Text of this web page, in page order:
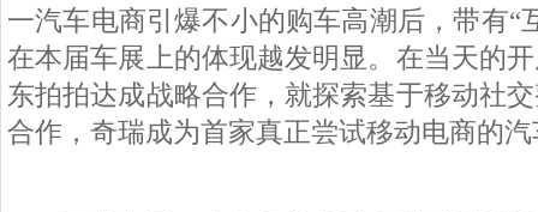
一汽车电商引爆不小的购车高潮后，带有“
在本届车展上的体现越发明显。在当天的
东拍拍达成战略合作，就探索基于移动社
合作，奇瑞成为首家真正尝试移动电商的